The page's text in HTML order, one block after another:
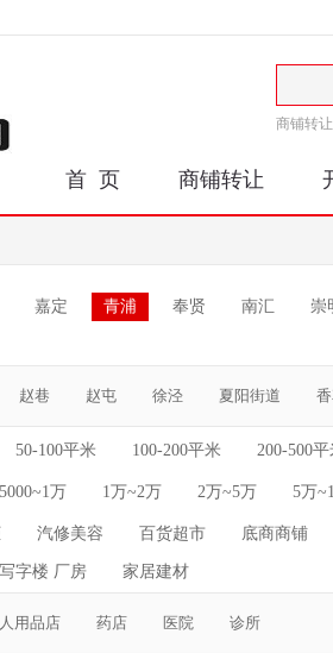
商铺转让
首 页 商铺转让
嘉定 青浦 奉贤 南汇 崇
赵巷 赵屯 徐泾 夏阳街道
50-100平米 100-200平米 200-500
5000~1万 1万~2万 2万~5万 5万
汽修美容 百货超市 底商商铺
写字楼 厂房 家居建材
用品店 药店 医院 诊所